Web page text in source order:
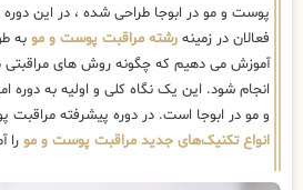
پوست و مو در ابوجا طراحی شده ، در این
فعالان در زمینه رشته مراقبت پوست و مو به
آموزش می دهیم که چگونه روش های مراقبتی
انجام شود. این یک نگاه کلی و اولیه به
و مو در ابوجا است. در دوره پیشرفته مراقبت
انواع تکنیک‌های جدید مراقبت پوست و مو را